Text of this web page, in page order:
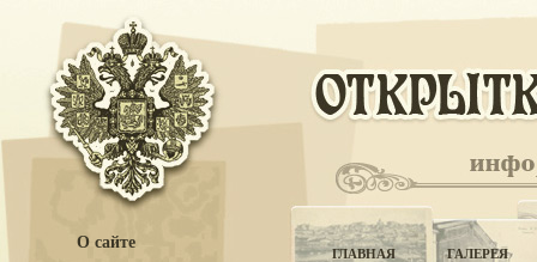
О сайте
ГЛАВНАЯ ГАЛЕРЕЯ